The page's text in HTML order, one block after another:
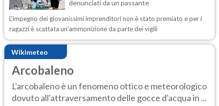
denunciati da un passante
L'impegno dei giovanissimi imprenditori non è stato premiato e per i
ragazzi è scattata un'ammonizione da parte dei vigili
Wikimeteo
Arcobaleno
L'arcobaleno è un fenomeno ottico e meteorologico
dovuto all'attraversamento delle gocce d'acqua in ...